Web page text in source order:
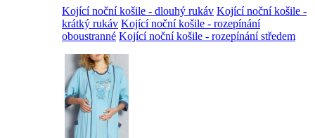
Kojící noční košile - dlouhý rukáv Kojící noční košile -
krátký rukáv Kojící noční košile - rozepínání
oboustranné Kojící noční košile - rozepínání středem